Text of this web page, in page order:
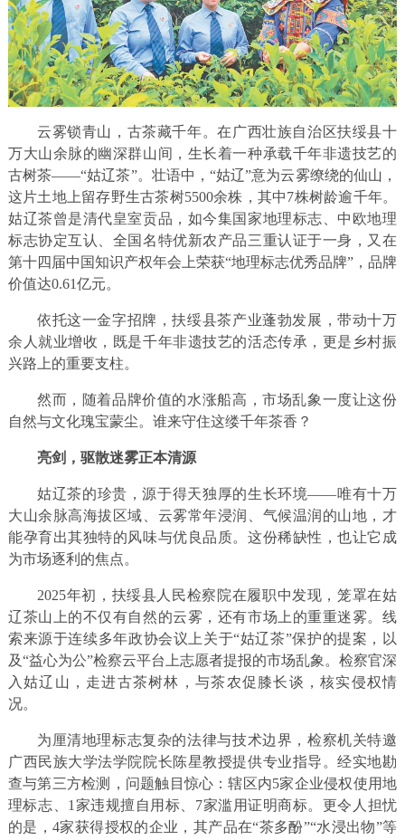
云雾锁青山，古茶藏千年。在广西壮族自治区扶绥县十
万大山余脉的幽深群山间，生长着一种承载千年非遗技艺的
古树茶——“姑辽茶”。壮语中，“姑辽”意为云雾缭绕的仙山，
这片土地上留存野生古茶树5500余株，其中7株树龄逾千年。
姑辽茶曾是清代皇室贡品，如今集国家地理标志、中欧地理
标志协定互认、全国名特优新农产品三重认证于一身，又在
第十四届中国知识产权年会上荣获“地理标志优秀品牌”，品牌
价值达0.61亿元。
依托这一金字招牌，扶绥县茶产业蓬勃发展，带动十万
余人就业增收，既是千年非遗技艺的活态传承，更是乡村振
兴路上的重要支柱。
然而，随着品牌价值的水涨船高，市场乱象一度让这份
自然与文化瑰宝蒙尘。谁来守住这缕千年茶香？
亮剑，驱散迷雾正本清源
姑辽茶的珍贵，源于得天独厚的生长环境——唯有十万
大山余脉高海拔区域、云雾常年浸润、气候温润的山地，才
能孕育出其独特的风味与优良品质。这份稀缺性，也让它成
为市场逐利的焦点。
2025年初，扶绥县人民检察院在履职中发现，笼罩在姑
辽茶山上的不仅有自然的云雾，还有市场上的重重迷雾。线
索来源于连续多年政协会议上关于“姑辽茶”保护的提案，以
及“益心为公”检察云平台上志愿者提报的市场乱象。检察官深
入姑辽山，走进古茶树林，与茶农促膝长谈，核实侵权情
况。
为厘清地理标志复杂的法律与技术边界，检察机关特邀
广西民族大学法学院院长陈星教授提供专业指导。经实地勘
查与第三方检测，问题触目惊心：辖区内5家企业侵权使用地
理标志、1家违规擅自用标、7家滥用证明商标。更令人担忧
的是，4家获得授权的企业，其产品在“茶多酚”“水浸出物”等